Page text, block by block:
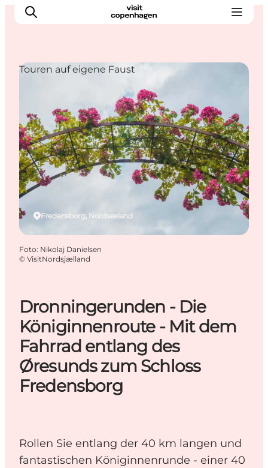
Essen und Trinken
Planen
Dronningerunden - Die
Königinnenroute - Mit dem
Fahrrad entlang des
Øresunds zum Schloss
Fredensborg
Rollen Sie entlang der 40 km langen und
fantastischen Königinnenrunde - einer 40
Fredensborg, Nordseeland
Touren auf eigene Faust
Foto: Nikolaj Danielsen
© VisitNordsjælland